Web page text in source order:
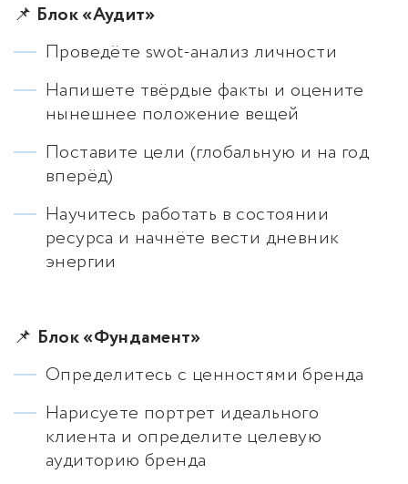
📌 Блок «Аудит»
Проведёте swot-анализ личности
Напишете твёрдые факты и оцените
нынешнее положение вещей
Поставите цели (глобальную и на год
вперёд)
Научитесь работать в состоянии
ресурса и начнёте вести дневник
энергии
📌 Блок «Фундамент»
Определитесь с ценностями бренда
Нарисуете портрет идеального
клиента и определите целевую
аудиторию бренда